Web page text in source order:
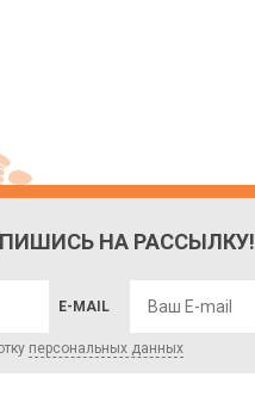
НА РАССЫЛКУ!
E-MAIL
персональных данных